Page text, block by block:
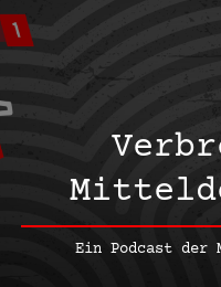
Ein Podcast der